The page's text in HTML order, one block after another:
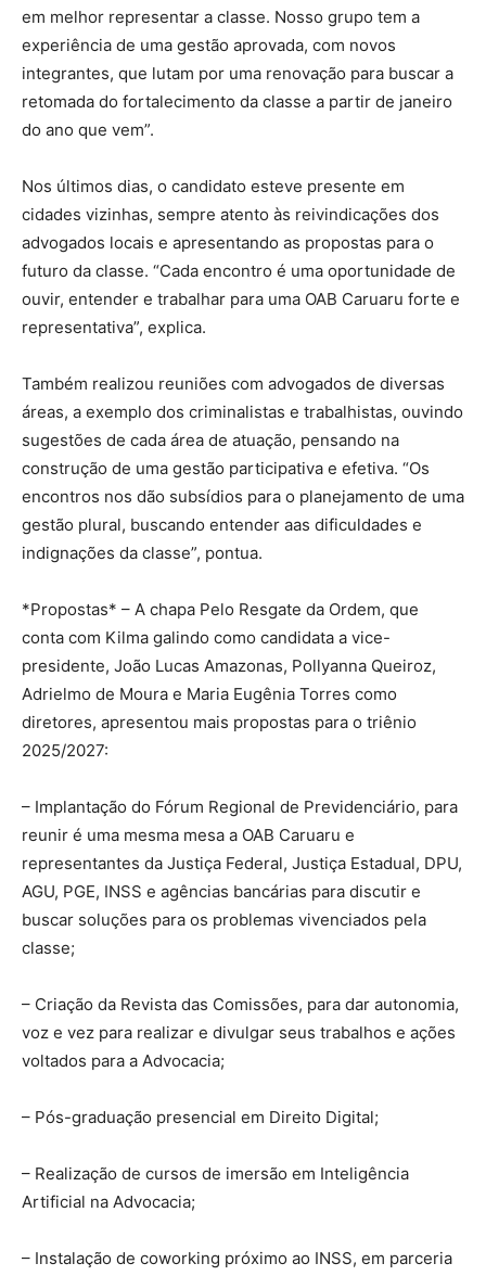
em melhor representar a classe. Nosso grupo tem a
experiência de uma gestão aprovada, com novos
integrantes, que lutam por uma renovação para buscar a
retomada do fortalecimento da classe a partir de janeiro
do ano que vem”.
Nos últimos dias, o candidato esteve presente em
cidades vizinhas, sempre atento às reivindicações dos
advogados locais e apresentando as propostas para o
futuro da classe. “Cada encontro é uma oportunidade de
ouvir, entender e trabalhar para uma OAB Caruaru forte e
representativa”, explica.
Também realizou reuniões com advogados de diversas
áreas, a exemplo dos criminalistas e trabalhistas, ouvindo
sugestões de cada área de atuação, pensando na
construção de uma gestão participativa e efetiva. “Os
encontros nos dão subsídios para o planejamento de uma
gestão plural, buscando entender aas dificuldades e
indignações da classe”, pontua.
*Propostas* – A chapa Pelo Resgate da Ordem, que
conta com Kilma galindo como candidata a vice-
presidente, João Lucas Amazonas, Pollyanna Queiroz,
Adrielmo de Moura e Maria Eugênia Torres como
diretores, apresentou mais propostas para o triênio
2025/2027:
– Implantação do Fórum Regional de Previdenciário, para
reunir é uma mesma mesa a OAB Caruaru e
representantes da Justiça Federal, Justiça Estadual, DPU,
AGU, PGE, INSS e agências bancárias para discutir e
buscar soluções para os problemas vivenciados pela
classe;
– Criação da Revista das Comissões, para dar autonomia,
voz e vez para realizar e divulgar seus trabalhos e ações
voltados para a Advocacia;
– Pós-graduação presencial em Direito Digital;
– Realização de cursos de imersão em Inteligência
Artificial na Advocacia;
– Instalação de coworking próximo ao INSS, em parceria